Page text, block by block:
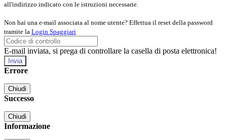
all'indirizzo indicato con le istruzioni necessarie.
Non hai una e-mail associata al nome utente? Effettua il reset della password
tramite la Login Spaggiari
E-mail inviata, si prega di controllare la casella di posta elettronica!
Errore
Chiudi
Successo
Chiudi
Informazione